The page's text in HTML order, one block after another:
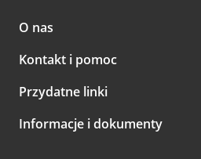
O nas
Kontakt i pomoc
Przydatne linki
Informacje i dokumenty